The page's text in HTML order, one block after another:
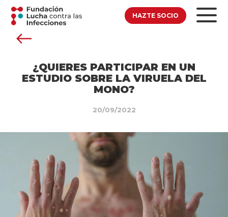
HAZTE SOCIO
¿QUIERES PARTICIPAR EN UN
ESTUDIO SOBRE LA VIRUELA DEL
MONO?
20/09/2022